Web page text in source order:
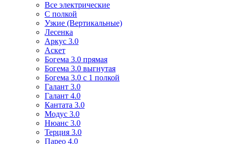
Все электрические
С полкой
Узкие (Вертикальные)
Лесенка
Аркус 3.0
Аскет
Богема 3.0 прямая
Богема 3.0 выгнутая
Богема 3.0 с 1 полкой
Галант 3.0
Галант 4.0
Кантата 3.0
Модус 3.0
Нюанс 3.0
Терция 3.0
Парео 4.0